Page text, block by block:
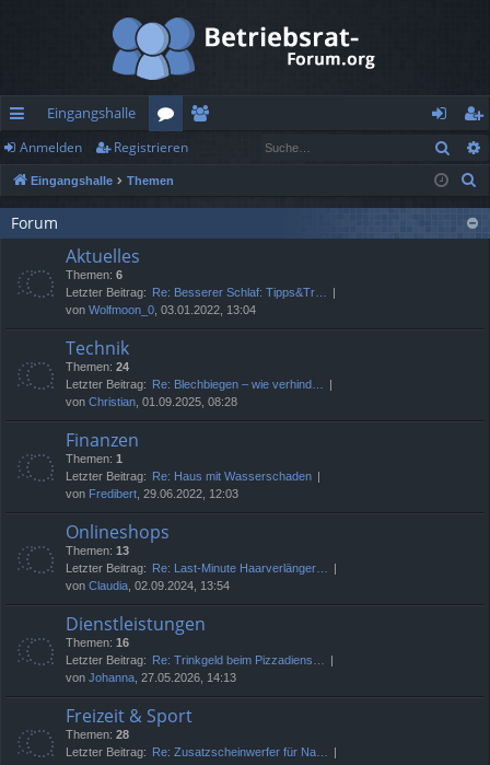
ch
ne
llz
rif
f
Eingangshalle
or
en
n
m
eg
ist
rie
Anmelden Registrieren
Eingangshalle Themen
Forum
Aktuelles
Themen: 6
Letzter Beitrag: Re: Besserer Schlaf: Tipps&Tr…
von Wolfmoon_0 , 03.01.2022, 13:04
Technik
Themen: 24
Letzter Beitrag: Re: Blechbiegen – wie verhind…
von Christian , 01.09.2025, 08:28
Finanzen
Themen: 1
Letzter Beitrag: Re: Haus mit Wasserschaden
von Fredibert , 29.06.2022, 12:03
Onlineshops
Themen: 13
Letzter Beitrag: Re: Last-Minute Haarverlänger…
von Claudia , 02.09.2024, 13:54
Dienstleistungen
Themen: 16
Letzter Beitrag: Re: Trinkgeld beim Pizzadiens…
von Johanna , 27.05.2026, 14:13
Freizeit & Sport
Themen: 28
Letzter Beitrag: Re: Zusatzscheinwerfer für Na…